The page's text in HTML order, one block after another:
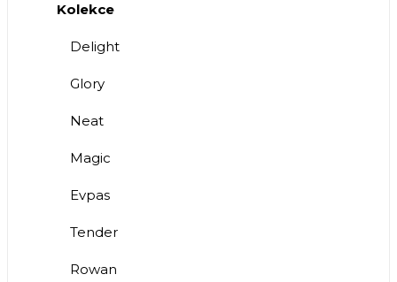
Kolekce
Delight
Glory
Neat
Magic
Evpas
Tender
Rowan